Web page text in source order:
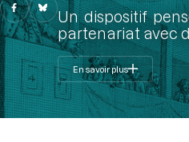
Un dispositif
partenariat avec
En savoir plus